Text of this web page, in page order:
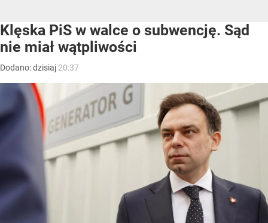
Klęska PiS w walce o subwencję. Sąd
nie miał wątpliwości
Dodano:dzisiaj 20:37